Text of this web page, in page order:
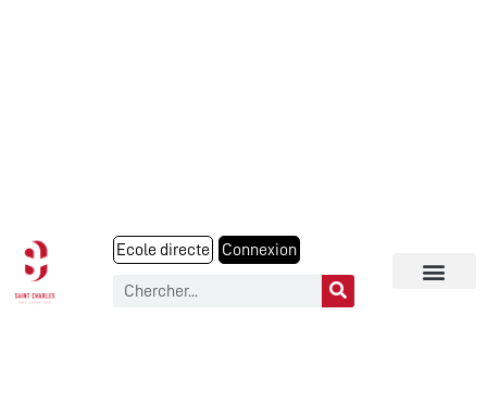
Ecole directe Connexion